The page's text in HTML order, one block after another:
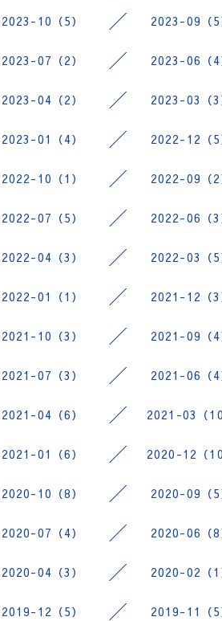
2023-10（5） 2023-09（5
2023-07（2） 2023-06（4
2023-04（2） 2023-03（3
2023-01（4） 2022-12（5
2022-10（1） 2022-09（2
2022-07（5） 2022-06（3
2022-04（3） 2022-03（5
2022-01（1） 2021-12（3
2021-10（3） 2021-09（4
2021-07（3） 2021-06（4
2021-04（6） 2021-03（10
2021-01（6） 2020-12（10
2020-10（8） 2020-09（5
2020-07（4） 2020-06（8
2020-04（3） 2020-02（1
2019-12（5） 2019-11（5